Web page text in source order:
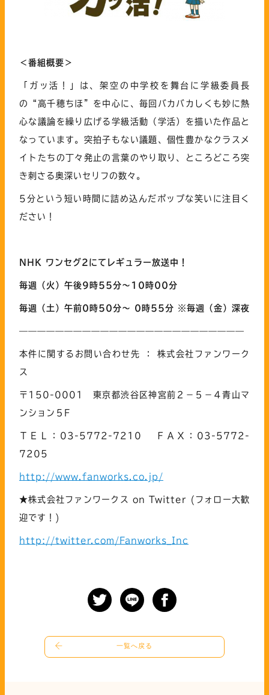
＜番組概要＞
「ガッ活！」は、架空の中学校を舞台に学級委員長
の“高千穂ちほ”を中心に、毎回バカバカしくも妙に熱
心な議論を繰り広げる学級活動（学活）を描いた作品と
なっています。突拍子もない議題、個性豊かなクラスメ
イトたちの丁々発止の言葉のやり取り、ところどころ突
き刺さる奥深いセリフの数々。
5分という短い時間に詰め込んだポップな笑いに注目く
ださい！
NHK ワンセグ2にてレギュラー放送中 ！
毎週 （火） 午後9時55分～10時00分
毎週 （土）午前0 時5 0分～ 0 時55分 ※毎週（金）深夜
—————————————————————————
本件に関するお問い合わせ先 ： 株式会社ファンワーク
ス
〒150-0001 東京都渋谷区神宮前２－５－４青山マ
ンション５F
ＴＥＬ：03-5772-7210 ＦＡＸ：03-5772-
7205
http://www.fanworks.co.jp/
★株式会社ファンワークス on Twitter (フォロー大歓
迎です！)
http://twitter.com/Fanworks_Inc
一覧へ戻る